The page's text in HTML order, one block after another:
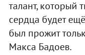
талант, который
сердца будет
был прожит
Макса Бадоев.